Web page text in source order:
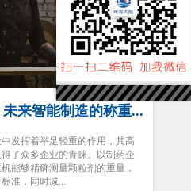
来智能制造的称重...
发挥着举足轻重的作用，其高
了众多企业的青睐。以制药企
能够精确测量颗粒剂的重量，
准，同时减...